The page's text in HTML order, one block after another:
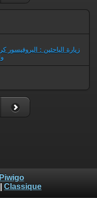
زيارة الباحثين : البروفيسور
Piwigo
Classique